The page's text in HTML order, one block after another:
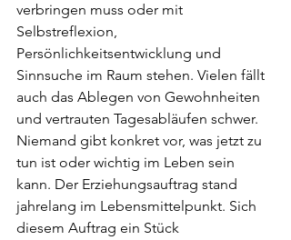
verbringen muss oder mit
Selbstreflexion,
Persönlichkeitsentwicklung und
Sinnsuche im Raum stehen. Vielen fällt
auch das Ablegen von Gewohnheiten
und vertrauten Tagesabläufen schwer.
Niemand gibt konkret vor, was jetzt zu
tun ist oder wichtig im Leben sein
kann. Der Erziehungsauftrag stand
jahrelang im Lebensmittelpunkt. Sich
diesem Auftrag ein Stück